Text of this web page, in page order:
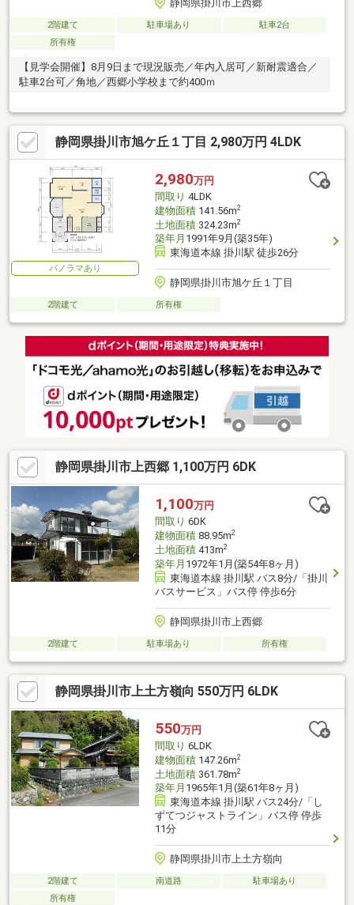
静岡県掛川市上西郷
2階建て 駐車場あり
駐車2台
所有権
【見学会開催】8月9日まで現況販売／年内入居可／新耐震適合／
駐車2台可／角地／西郷小学校まで約400ｍ
静岡県掛川市旭ケ丘１丁目 2,980万円 4LDK
パノラマあり
2,980万円
間取り 4LDK
建物面積141.56m2
土地面積324.23m2
築年月 1991年9月(築35年)
東海道本線 掛川駅 徒歩26分
静岡県掛川市旭ケ丘１丁目
2階建て 所有権
静岡県掛川市上西郷 1,100万円 6DK
1,100万円
間取り 6DK
建物面積88.95m2
土地面積413m2
築年月 1972年1月(築54年8ヶ月)
東海道本線 掛川駅 バス8分/「掛川
バスサービス」バス停 停歩6分
静岡県掛川市上西郷
2階建て 駐車場あり 所有権
静岡県掛川市上土方嶺向 550万円 6LDK
550万円
間取り 6LDK
建物面積147.26m2
土地面積361.78m2
築年月 1965年1月(築61年8ヶ月)
東海道本線 掛川駅 バス24分/「し
ずてつジャストライン」バス停 停歩
11分
静岡県掛川市上土方嶺向
2階建て 南道路
駐車場あり
所有権